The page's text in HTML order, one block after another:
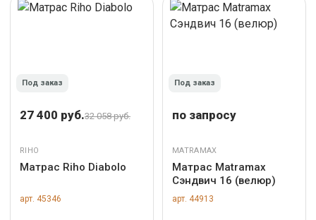
Под заказ
27 400 руб.32 058 руб.
RIHO
Матрас Riho Diabolo
арт. 45346
Под заказ
по запросу
MATRAMAX
Матрас Matramax
Сэндвич 16 (велюр)
арт. 44913